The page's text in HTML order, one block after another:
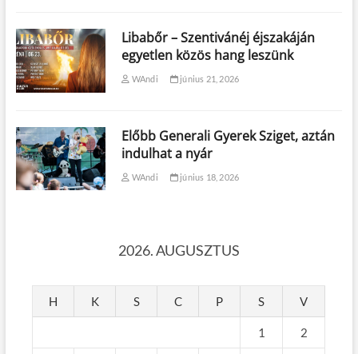
Libabőr – Szentivánéj éjszakáján
egyetlen közös hang leszünk
WAndi június 21, 2026
Előbb Generali Gyerek Sziget, aztán
indulhat a nyár
WAndi június 18, 2026
2026. AUGUSZTUS
H K S C P S V
1 2